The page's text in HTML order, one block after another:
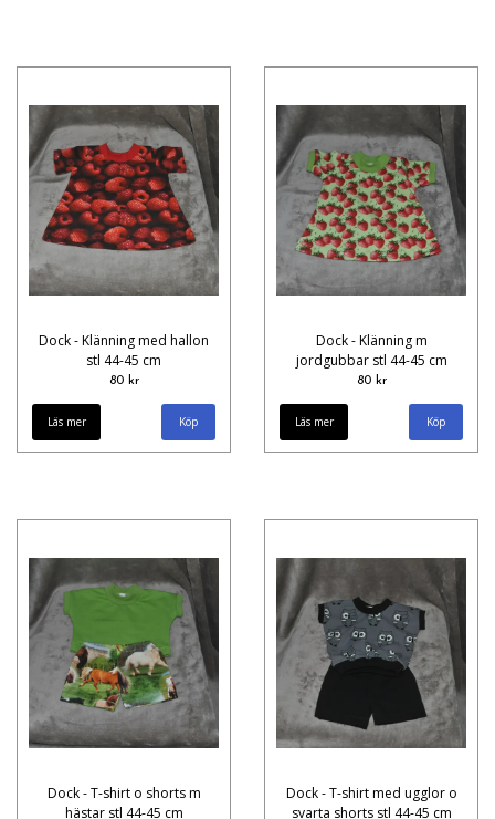
Dock - Klänning med hallon
stl 44-45 cm
80 kr
Läs mer
Dock - Klänning m
jordgubbar stl 44-45 cm
80 kr
Läs mer
Dock - T-shirt o shorts m
hästar stl 44-45 cm
Dock - T-shirt med ugglor o
svarta shorts stl 44-45 cm